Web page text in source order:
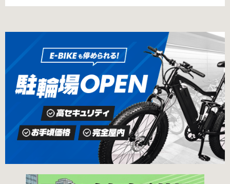
還料 2,500円 自転車の鍵 身分証明証 守口市HP
はこちら 堺市で撤去された場合 三国ヶ丘自転車
保管返還所 住所 堺区向陵東町1丁12-15 電話 三
国ヶ丘自転車保管返還所 最寄駅 南海高野線百舌
鳥八幡駅東出口 徒歩5分 返還の際に必要な書
類 返還料 1,500円 自転車の鍵 身分証明証 印鑑
堺市HPはこちら 吹田市で撤去された場合 片山
保管所 住所 吹田市片山町1丁目22番 電話 06-
6872-6136 最寄駅 JR線吹田駅北口 徒歩5分 返
還の際に必要な書類 返還料 3,000円 自転車の鍵
身分証明証
自転車駐輪場 利用方法 利用登録申請書の提出
利用登録申請書を窓口に提出ではなく、Web上
での利用登録になります。 利用料金 登録手数料
不要です。 定期利用料金 西三荘駅駐輪センター
屋根あり 一般：2,100円／月 屋根あり 障害者：
1,000円／月 土居駅東自転車駐車場 屋根あり 一
般：2,000円／月 屋根あり 学生：1,800円／月
屋根あり 障害者：1,000円／月 各駐輪場で定期
利用料金が異なります。詳細は各駐輪場または
管理会社にお問い合わせください。 一時利用料
金 1日1回につき150円で利用することができま
す。 守口市HPはこちら 堺市の自転車駐輪場 利
用方法 利用登録申請書の提出 申請手続きは各自
転車駐輪場の管理事務所で行ってください。 利